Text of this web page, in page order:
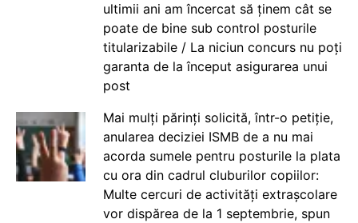
ultimii ani am încercat să ținem cât se
poate de bine sub control posturile
titularizabile / La niciun concurs nu poți
garanta de la început asigurarea unui
post
Mai mulți părinți solicită, într-o petiție,
anularea deciziei ISMB de a nu mai
acorda sumele pentru posturile la plata
cu ora din cadrul cluburilor copiilor:
Multe cercuri de activități extrașcolare
vor dispărea de la 1 septembrie, spun